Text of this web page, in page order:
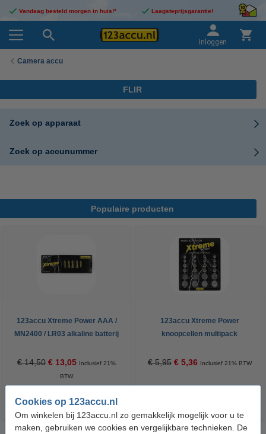
Cookies op 123accu.nl
Om winkelen bij 123accu.nl zo gemakkelijk mogelijk voor u te
maken, gebruiken we cookies en vergelijkbare technieken. De
Vandaag besteld morgen in huis!* Laagsteprijsgarantie!
Inloggen
Camera accu
FLIR
Zoek op apparaat
Zoek op accunummer
Populaire producten
123accu Xtreme Power AAA /
MN2400 / LR03 alkaline batterij
€ 14,50 € 13,05 Inclusief 21%
BTW
123accu Xtreme Power
knoopcellen multipack
€ 5,95 € 5,36 Inclusief 21% BTW